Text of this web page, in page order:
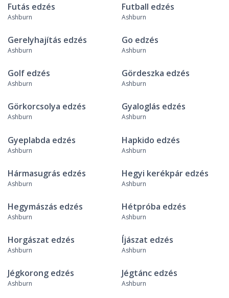
Futás edzés
Ashburn
Futball edzés
Ashburn
Gerelyhajítás edzés
Ashburn
Go edzés
Ashburn
Golf edzés
Ashburn
Gördeszka edzés
Ashburn
Görkorcsolya edzés
Ashburn
Gyaloglás edzés
Ashburn
Gyeplabda edzés
Ashburn
Hapkido edzés
Ashburn
Hármasugrás edzés
Ashburn
Hegyi kerékpár edzés
Ashburn
Hegymászás edzés
Ashburn
Hétpróba edzés
Ashburn
Horgászat edzés
Ashburn
Íjászat edzés
Ashburn
Jégkorong edzés
Ashburn
Jégtánc edzés
Ashburn